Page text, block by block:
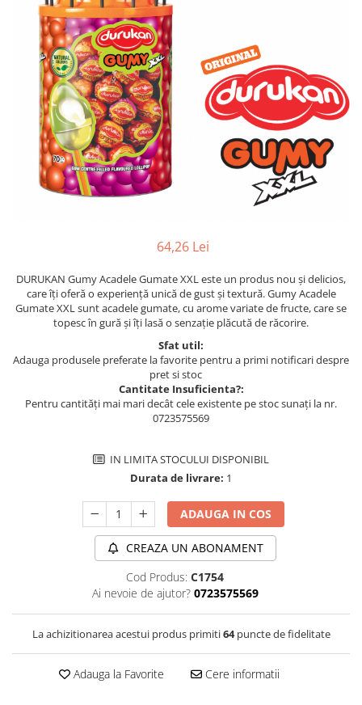
64,26 Lei
DURUKAN Gumy Acadele Gumate XXL este un produs nou și delicios,
care îți oferă o experiență unică de gust și textură. Gumy Acadele
Gumate XXL sunt acadele gumate, cu arome variate de fructe, care se
topesc în gură și îți lasă o senzație plăcută de răcorire.
Sfat util:
Adauga produsele preferate la favorite pentru a primi notificari despre
pret si stoc
Cantitate Insuficienta?:
Pentru cantități mai mari decât cele existente pe stoc sunați la nr.
0723575569
IN LIMITA STOCULUI DISPONIBIL
Durata de livrare: 1
ADAUGA IN COS
CREAZA UN ABONAMENT
Cod Produs: C1754
Ai nevoie de ajutor? 0723575569
La achizitionarea acestui produs primiti64puncte de fidelitate
Adauga la Favorite Cere informatii